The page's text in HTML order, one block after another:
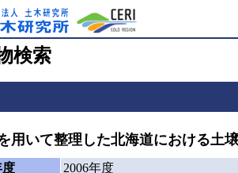
検索
用いて整理した北海道における土
2006年度